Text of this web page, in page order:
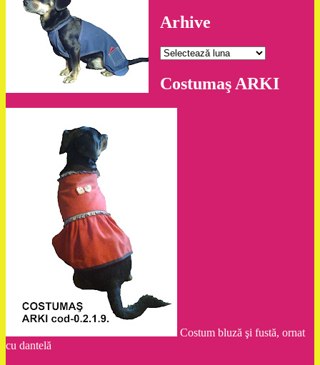
Arhive
Arhive
Costumaş ARKI
Costum bluză şi fustă, ornat
cu dantelă